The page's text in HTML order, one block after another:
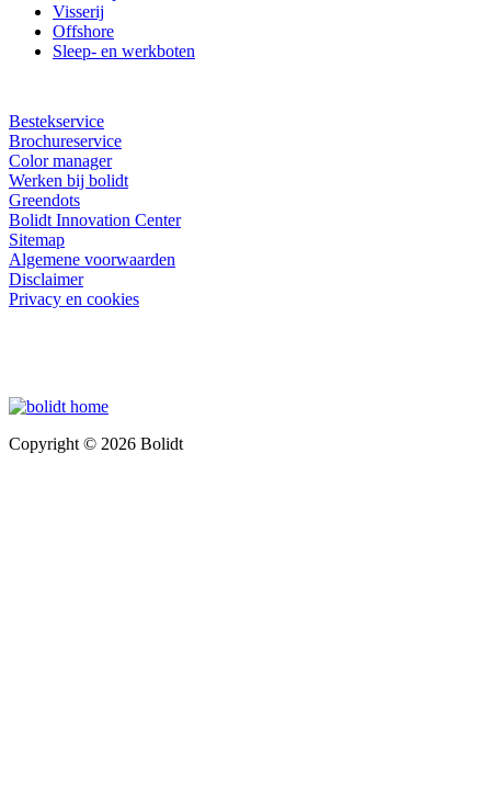
Visserij
Offshore
Sleep- en werkboten
Bestekservice
Brochureservice
Color manager
Werken bij bolidt
Greendots
Bolidt Innovation Center
Sitemap
Algemene voorwaarden
Disclaimer
Privacy en cookies
Copyright © 2026 Bolidt